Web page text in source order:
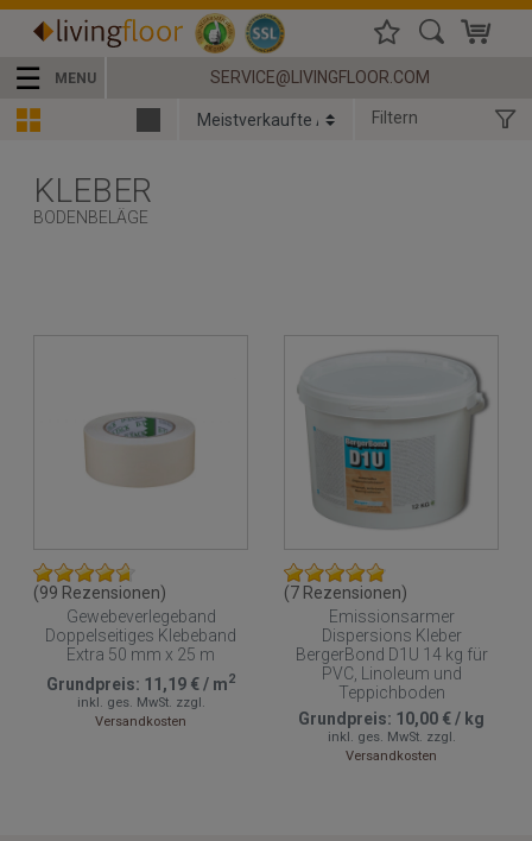
☰ MENU SERVICE@LIVINGFLOOR.COM
Filtern
KLEBER
BODENBELÄGE
(99 Rezensionen)
Gewebeverlegeband
Doppelseitiges Klebeband
Extra 50 mm x 25 m
Grundpreis: 11,19 €/ m2
inkl. ges. MwSt. zzgl.
Versandkosten
(7 Rezensionen)
Emissionsarmer
Dispersions Kleber
BergerBond D1U 14 kg für
PVC, Linoleum und
Teppichboden
Grundpreis: 10,00 €/ kg
inkl. ges. MwSt. zzgl.
Versandkosten